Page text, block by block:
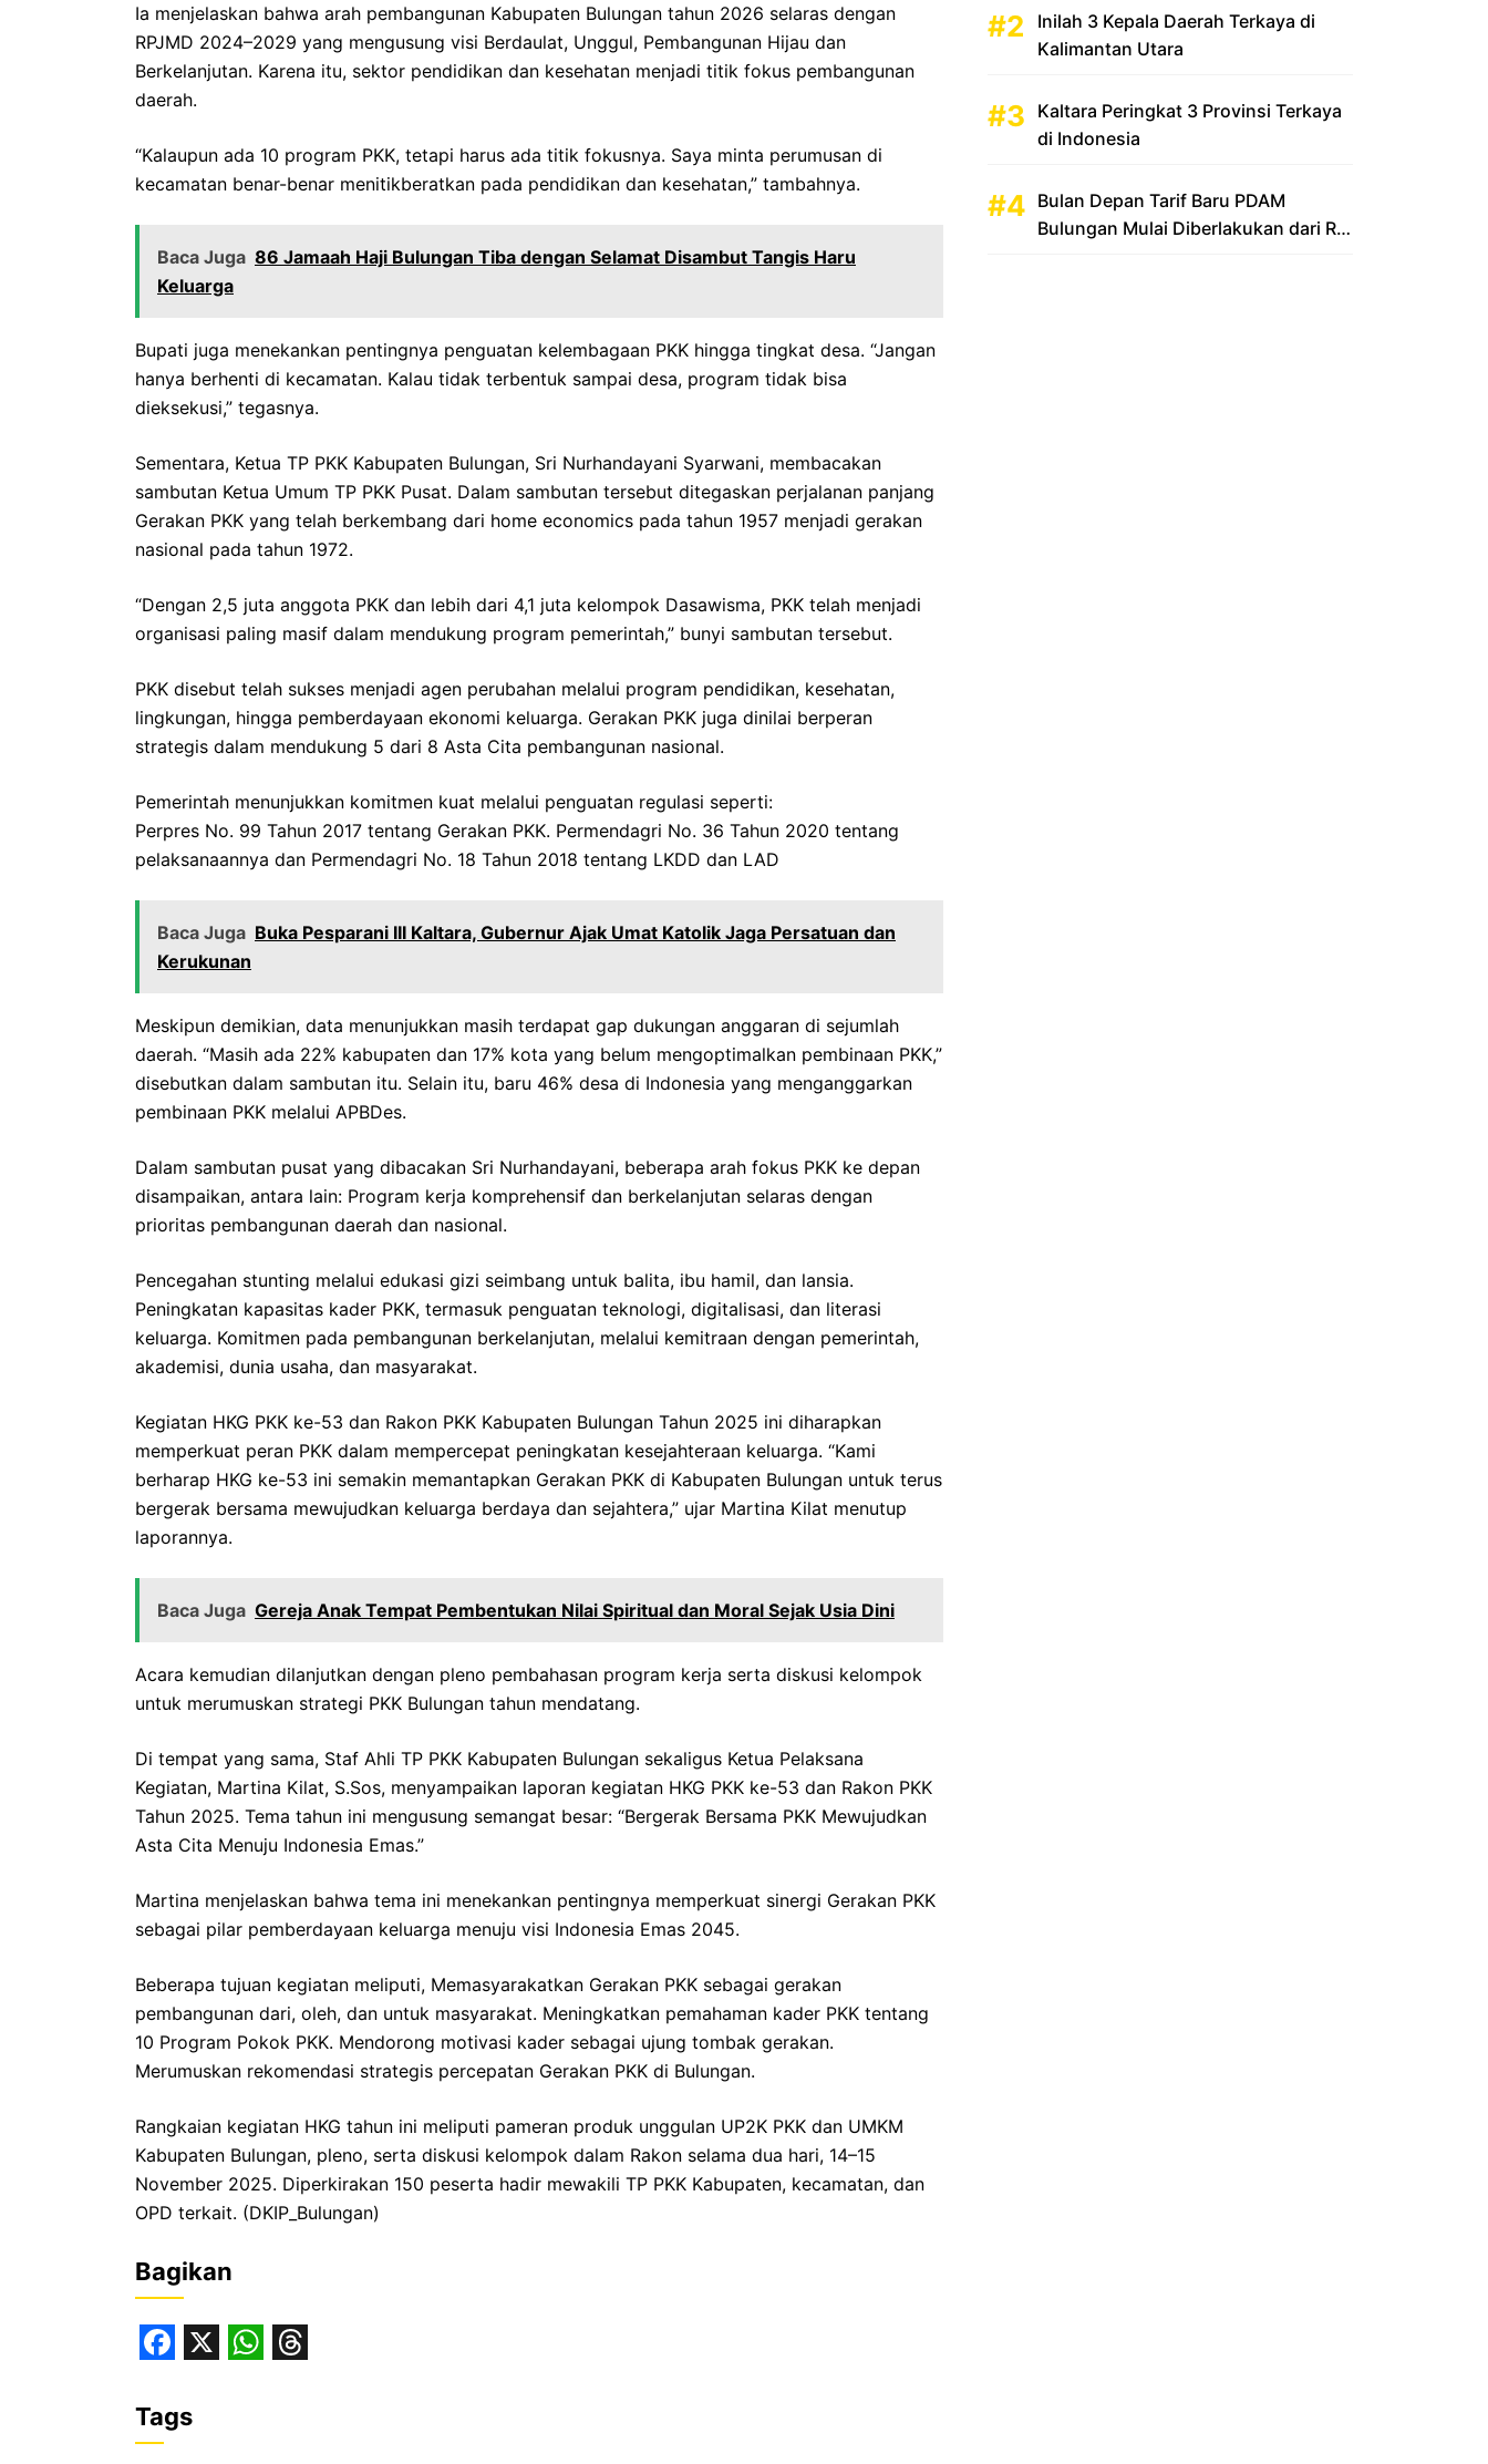
Ia menjelaskan bahwa arah pembangunan Kabupaten Bulungan tahun 2026 selaras dengan
RPJMD 2024–2029 yang mengusung visi Berdaulat, Unggul, Pembangunan Hijau dan
Berkelanjutan. Karena itu, sektor pendidikan dan kesehatan menjadi titik fokus pembangunan
daerah.
“Kalaupun ada 10 program PKK, tetapi harus ada titik fokusnya. Saya minta perumusan di
kecamatan benar-benar menitikberatkan pada pendidikan dan kesehatan,” tambahnya.
Baca Juga 86 Jamaah Haji Bulungan Tiba dengan Selamat Disambut Tangis Haru
Keluarga
Bupati juga menekankan pentingnya penguatan kelembagaan PKK hingga tingkat desa. “Jangan
hanya berhenti di kecamatan. Kalau tidak terbentuk sampai desa, program tidak bisa
dieksekusi,” tegasnya.
Sementara, Ketua TP PKK Kabupaten Bulungan, Sri Nurhandayani Syarwani, membacakan
sambutan Ketua Umum TP PKK Pusat. Dalam sambutan tersebut ditegaskan perjalanan panjang
Gerakan PKK yang telah berkembang dari home economics pada tahun 1957 menjadi gerakan
nasional pada tahun 1972.
“Dengan 2,5 juta anggota PKK dan lebih dari 4,1 juta kelompok Dasawisma, PKK telah menjadi
organisasi paling masif dalam mendukung program pemerintah,” bunyi sambutan tersebut.
PKK disebut telah sukses menjadi agen perubahan melalui program pendidikan, kesehatan,
lingkungan, hingga pemberdayaan ekonomi keluarga. Gerakan PKK juga dinilai berperan
strategis dalam mendukung 5 dari 8 Asta Cita pembangunan nasional.
Pemerintah menunjukkan komitmen kuat melalui penguatan regulasi seperti:
Perpres No. 99 Tahun 2017 tentang Gerakan PKK. Permendagri No. 36 Tahun 2020 tentang
pelaksanaannya dan Permendagri No. 18 Tahun 2018 tentang LKDD dan LAD
Baca Juga Buka Pesparani III Kaltara, Gubernur Ajak Umat Katolik Jaga Persatuan dan
Kerukunan
Meskipun demikian, data menunjukkan masih terdapat gap dukungan anggaran di sejumlah
daerah. “Masih ada 22% kabupaten dan 17% kota yang belum mengoptimalkan pembinaan PKK,”
disebutkan dalam sambutan itu. Selain itu, baru 46% desa di Indonesia yang menganggarkan
pembinaan PKK melalui APBDes.
Dalam sambutan pusat yang dibacakan Sri Nurhandayani, beberapa arah fokus PKK ke depan
disampaikan, antara lain: Program kerja komprehensif dan berkelanjutan selaras dengan
prioritas pembangunan daerah dan nasional.
Pencegahan stunting melalui edukasi gizi seimbang untuk balita, ibu hamil, dan lansia.
Peningkatan kapasitas kader PKK, termasuk penguatan teknologi, digitalisasi, dan literasi
keluarga. Komitmen pada pembangunan berkelanjutan, melalui kemitraan dengan pemerintah,
akademisi, dunia usaha, dan masyarakat.
Kegiatan HKG PKK ke-53 dan Rakon PKK Kabupaten Bulungan Tahun 2025 ini diharapkan
memperkuat peran PKK dalam mempercepat peningkatan kesejahteraan keluarga. “Kami
berharap HKG ke-53 ini semakin memantapkan Gerakan PKK di Kabupaten Bulungan untuk terus
bergerak bersama mewujudkan keluarga berdaya dan sejahtera,” ujar Martina Kilat menutup
laporannya.
Baca Juga Gereja Anak Tempat Pembentukan Nilai Spiritual dan Moral Sejak Usia Dini
Acara kemudian dilanjutkan dengan pleno pembahasan program kerja serta diskusi kelompok
untuk merumuskan strategi PKK Bulungan tahun mendatang.
Di tempat yang sama, Staf Ahli TP PKK Kabupaten Bulungan sekaligus Ketua Pelaksana
Kegiatan, Martina Kilat, S.Sos, menyampaikan laporan kegiatan HKG PKK ke-53 dan Rakon PKK
Tahun 2025. Tema tahun ini mengusung semangat besar: “Bergerak Bersama PKK Mewujudkan
Asta Cita Menuju Indonesia Emas.”
Martina menjelaskan bahwa tema ini menekankan pentingnya memperkuat sinergi Gerakan PKK
sebagai pilar pemberdayaan keluarga menuju visi Indonesia Emas 2045.
Beberapa tujuan kegiatan meliputi, Memasyarakatkan Gerakan PKK sebagai gerakan
pembangunan dari, oleh, dan untuk masyarakat. Meningkatkan pemahaman kader PKK tentang
10 Program Pokok PKK. Mendorong motivasi kader sebagai ujung tombak gerakan.
Merumuskan rekomendasi strategis percepatan Gerakan PKK di Bulungan.
Rangkaian kegiatan HKG tahun ini meliputi pameran produk unggulan UP2K PKK dan UMKM
Kabupaten Bulungan, pleno, serta diskusi kelompok dalam Rakon selama dua hari, 14–15
November 2025. Diperkirakan 150 peserta hadir mewakili TP PKK Kabupaten, kecamatan, dan
OPD terkait. (DKIP_Bulungan)
Bagikan
a
c
Tags
Inilah 3 Kepala Daerah Terkaya di
Kalimantan Utara
Kaltara Peringkat 3 Provinsi Terkaya
di Indonesia
Bulan Depan Tarif Baru PDAM
Bulungan Mulai Diberlakukan dari Rp